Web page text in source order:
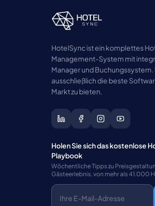
HotelSync ist ein komplettes
Management-System mit
Manager und Buchungssystem.
ausschließlich die beste
Markt zu bieten.
Holen Sie sich das kostenlose
Playbook
Wöchentliche Tipps zu
Gästeerlebnis, von mehr als 41.000